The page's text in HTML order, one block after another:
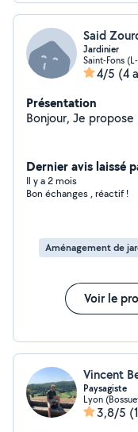
Said
Jardinier
Saint-Fons
4/5 (4
Présentation
Bonjour, Je
Dernier avis laissé
Il y a 2 mois
Bon échanges , réactif !
Aménagement de
Voir le
Vincent
Paysagiste
Lyon
3,8/5